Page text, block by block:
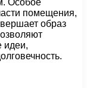
помещения,
образ
идеи,